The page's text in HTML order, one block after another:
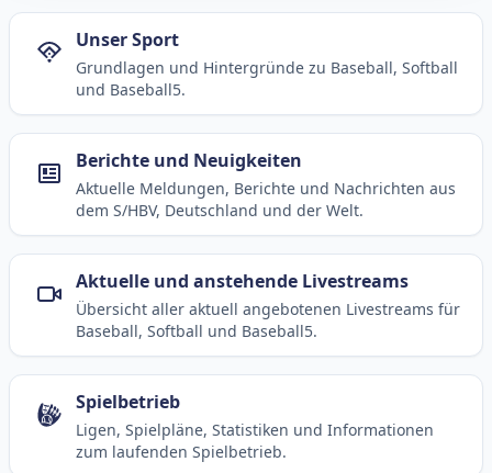
Unser Sport
Grundlagen und Hintergründe zu Baseball, Softball
und Baseball5.
Berichte und Neuigkeiten
Aktuelle Meldungen, Berichte und Nachrichten aus
dem S/HBV, Deutschland und der Welt.
Aktuelle und anstehende Livestreams
Übersicht aller aktuell angebotenen Livestreams für
Baseball, Softball und Baseball5.
Spielbetrieb
Ligen, Spielpläne, Statistiken und Informationen
zum laufenden Spielbetrieb.